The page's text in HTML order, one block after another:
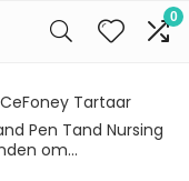
0
CeFoney Tartaar
Pen Tand Nursing
om…